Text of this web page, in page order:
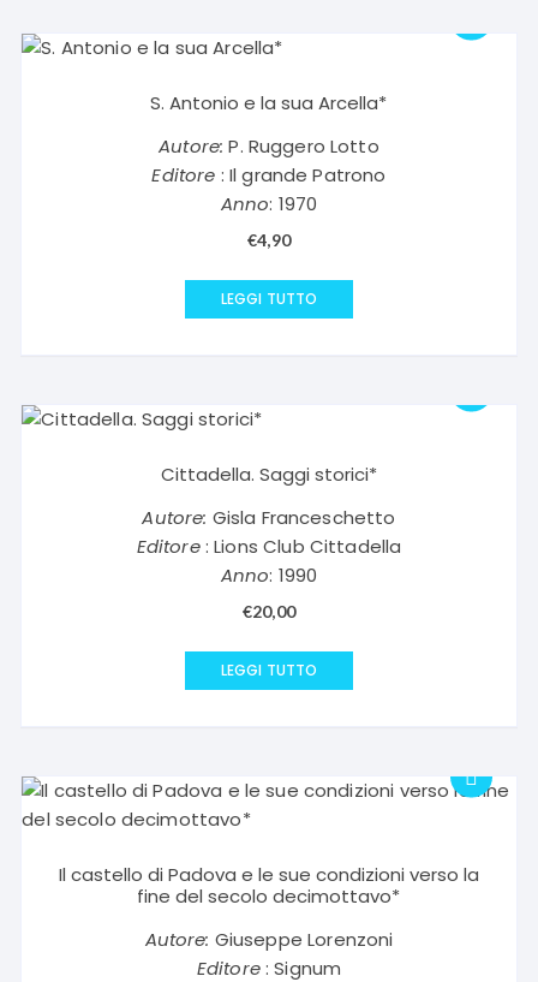
S. Antonio e la sua Arcella*
Autore: P. Ruggero Lotto
Editore : Il grande Patrono
Anno: 1970
€4,90
LEGGI TUTTO
Cittadella. Saggi storici*
Autore: Gisla Franceschetto
Editore: Lions Club Cittadella
Anno: 1990
€20,00
LEGGI TUTTO
Il castello di Padova e le sue condizioni verso la
fine del secolo decimottavo*
Autore: Giuseppe Lorenzoni
Editore: Signum